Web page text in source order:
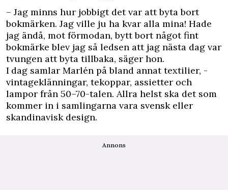
– Jag minns hur jobbigt det var att byta bort
bokmärken. Jag ­ville ju ha kvar alla mina! Hade
jag ändå, mot förmodan, bytt bort något fint
bokmärke blev jag så ledsen att jag nästa dag var
tvungen att byta tillbaka, säger hon.
I dag samlar Marlén på bland annat textilier, ­
vintageklänningar, tekoppar, assietter och
lampor från 50–70-talen. Allra helst ska det som
kommer in i samlingarna vara svensk eller
skandinavisk design.
Annons